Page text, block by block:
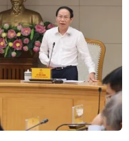
KHÚC THANH
định sử dụng